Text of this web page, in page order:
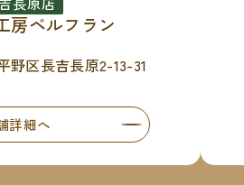
房ベルフラン
野区長吉長原2-13-31
詳細へ